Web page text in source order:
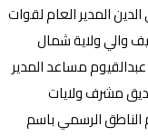
المدير العام لقوات
والي ولاية شمال
مساعد المدير
مشرف ولايات
الناطق الرسمي باسم